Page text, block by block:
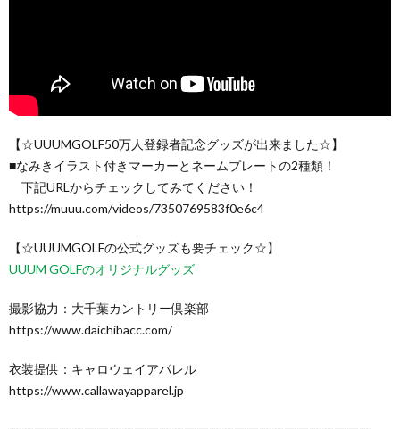
【☆UUUMGOLF50万人登録者記念グッズが出来ました☆】
■なみきイラスト付きマーカーとネームプレートの2種類！
下記URLからチェックしてみてください！
https://muuu.com/videos/7350769583f0e6c4
【☆UUUMGOLFの公式グッズも要チェック☆】
UUUM GOLFのオリジナルグッズ
撮影協力：大千葉カントリー倶楽部
https://www.daichibacc.com/
衣装提供：キャロウェイアパレル
https://www.callawayapparel.jp